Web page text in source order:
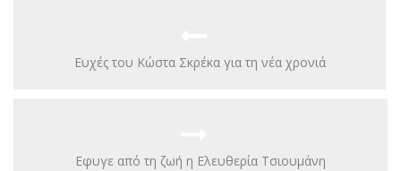
Ευχές του Κώστα Σκρέκα για τη νέα χρονιά
Εφυγε από τη ζωή η Ελευθερία Τσιουμάνη